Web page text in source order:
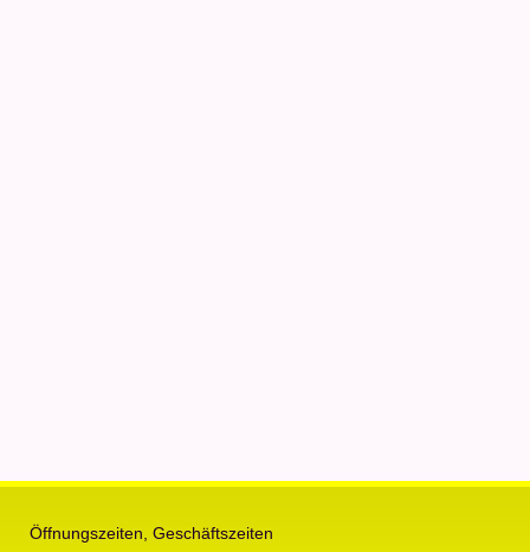
Öffnungszeiten, Geschäftszeiten